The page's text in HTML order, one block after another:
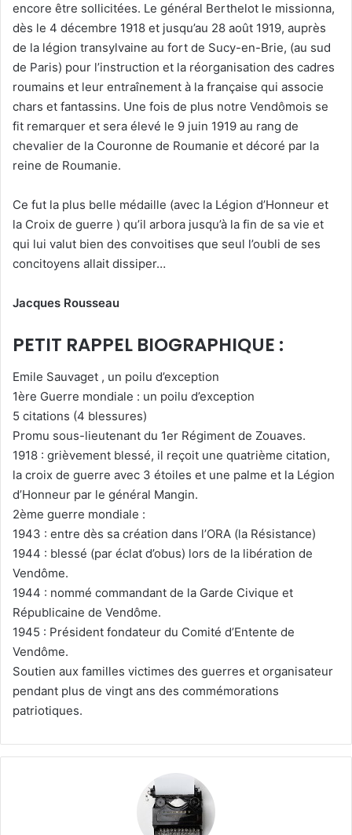
encore être sollicitées. Le général Berthelot le missionna,
dès le 4 décembre 1918 et jusqu’au 28 août 1919, auprès
de la légion transylvaine au fort de Sucy-en-Brie, (au sud
de Paris) pour l’instruction et la réorganisation des cadres
roumains et leur entraînement à la française qui associe
chars et fantassins. Une fois de plus notre Vendômois se
fit remarquer et sera élevé le 9 juin 1919 au rang de
chevalier de la Couronne de Roumanie et décoré par la
reine de Roumanie.
Ce fut la plus belle médaille (avec la Légion d’Honneur et
la Croix de guerre ) qu’il arbora jusqu’à la fin de sa vie et
qui lui valut bien des convoitises que seul l’oubli de ses
concitoyens allait dissiper…
Jacques Rousseau
PETIT RAPPEL BIOGRAPHIQUE :
Emile Sauvaget , un poilu d’exception
1ère Guerre mondiale : un poilu d’exception
5 citations (4 blessures)
Promu sous-lieutenant du 1er Régiment de Zouaves.
1918 : grièvement blessé, il reçoit une quatrième citation,
la croix de guerre avec 3 étoiles et une palme et la Légion
d’Honneur par le général Mangin.
2ème guerre mondiale :
1943 : entre dès sa création dans l’ORA (la Résistance)
1944 : blessé (par éclat d’obus) lors de la libération de
Vendôme.
1944 : nommé commandant de la Garde Civique et
Républicaine de Vendôme.
1945 : Président fondateur du Comité d’Entente de
Vendôme.
Soutien aux familles victimes des guerres et organisateur
pendant plus de vingt ans des commémorations
patriotiques.